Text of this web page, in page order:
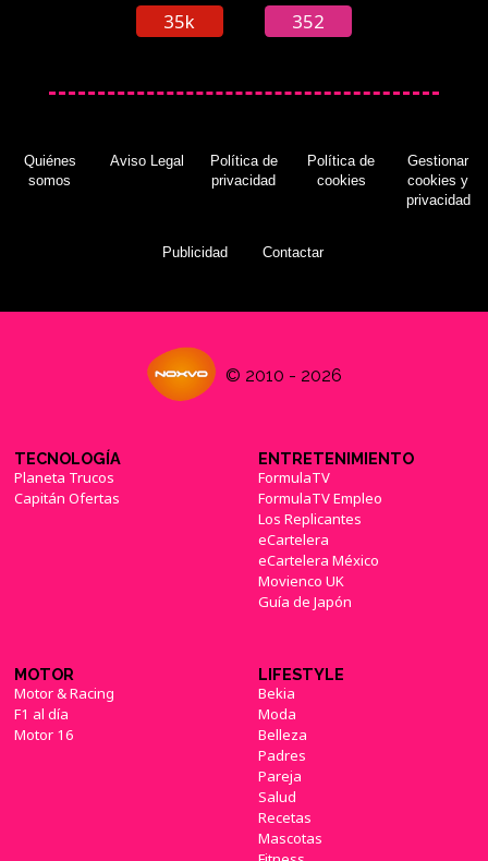
35k 352
Quiénes
somos
Aviso Legal
Política de
privacidad
Política de
cookies
Gestionar
cookies y
privacidad
Publicidad Contactar
© 2010 - 2026
TECNOLOGÍA
Planeta Trucos
Capitán Ofertas
ENTRETENIMIENTO
FormulaTV
FormulaTV Empleo
Los Replicantes
eCartelera
eCartelera México
Movienco UK
Guía de Japón
MOTOR
Motor & Racing
F1 al día
Motor 16
LIFESTYLE
Bekia
Moda
Belleza
Padres
Pareja
Salud
Recetas
Mascotas